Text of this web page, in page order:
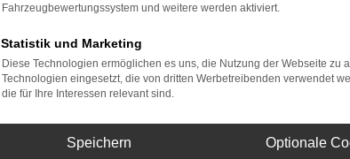
Fahrzeugbewertungssystem und weitere werden aktiviert.
Statistik und Marketing
Diese Technologien ermöglichen es uns, die Nutzung der Webseite
Technologien eingesetzt, die von dritten Werbetreibenden verwendet
die für Ihre Interessen relevant sind.
Speichern Optionale